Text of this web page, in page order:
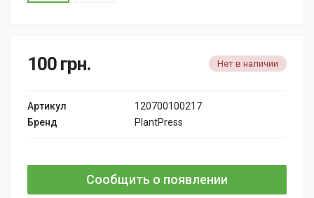
100 грн. Нет в наличии
Артикул
120700100217
Бренд
PlantPress
Сообщить о появлении